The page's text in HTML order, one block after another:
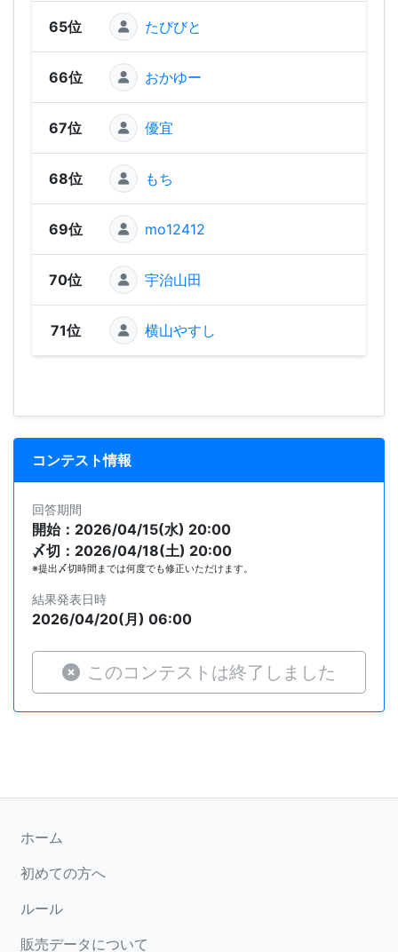
65位 たびびと
66位 おかゆー
67位 優宜
68位 もち
69位 mo12412
70位 宇治山田
71位 横山やすし
コンテスト情報
回答期間
開始：2026/04/15(水) 20:00
〆切：2026/04/18(土) 20:00
※提出〆切時間までは何度でも修正いただけます。
結果発表日時
2026/04/20(月) 06:00
このコンテストは終了しました
ホーム
初めての方へ
ルール
販売データについて